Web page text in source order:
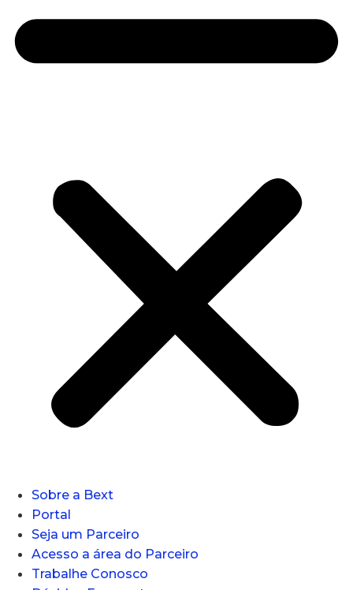
Sobre a Bext
Portal
Seja um Parceiro
Acesso a área do Parceiro
Trabalhe Conosco